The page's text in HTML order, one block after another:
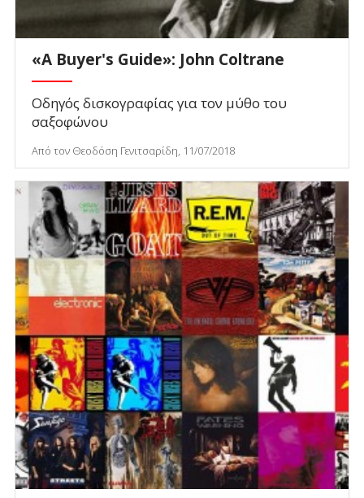
«A Buyer's Guide»: John Coltrane
Οδηγός δισκογραφίας για τον μύθο του
σαξοφώνου
Από τον Θεοδόση Γενιτσαρίδη, 11/07/2018